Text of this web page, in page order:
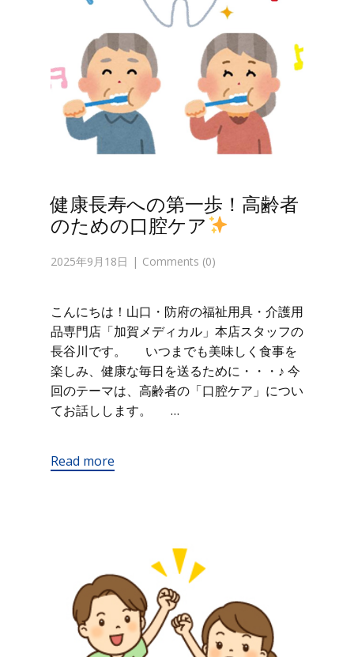
健康長寿への第一歩！高齢者
のための口腔ケア
2025年9月18日 Comments (0)
こんにちは！山口・防府の福祉用具・介護用
品専門店「加賀メディカル」本店スタッフの
長谷川です。 いつまでも美味しく食事を
楽しみ、健康な毎日を送るために・・・♪ 今
回のテーマは、高齢者の「口腔ケア」につい
てお話しします。 …
Read more